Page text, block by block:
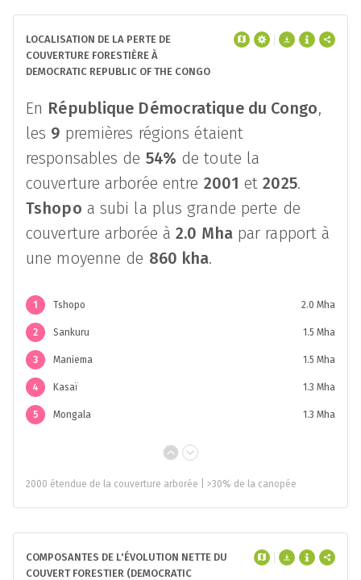
LOCALISATION DE LA PERTE DE
COUVERTURE FORESTIÈRE À
DEMOCRATIC REPUBLIC OF THE CONGO
En République Démocratique du Congo,
les 9 premières régions étaient
responsables de 54% de toute la
couverture arborée entre 2001 et2025.
Tshopo a subi la plus grande perte de
couverture arborée à2.0 Mhapar rapport à
une moyenne de 860 kha.
1 Tshopo 2.0 Mha
2 Sankuru 1.5 Mha
3 Maniema 1.5 Mha
4 Kasaï 1.3 Mha
5 Mongala 1.3 Mha
2000 étendue de la couverture arborée | >30% de la canopée
COMPOSANTES DE L'ÉVOLUTION NETTE DU
COUVERT FORESTIER (DEMOCRATIC